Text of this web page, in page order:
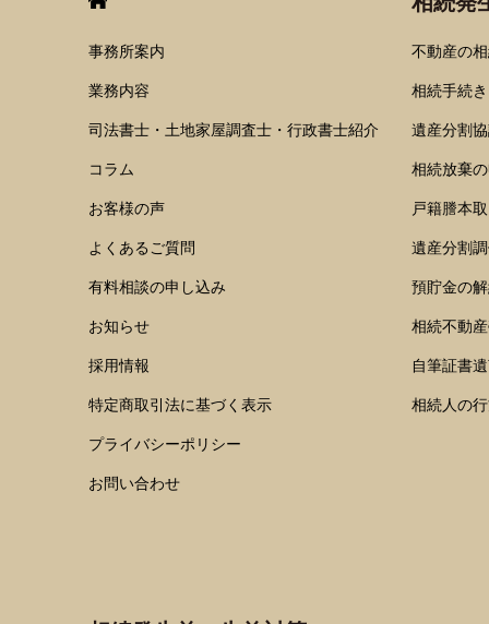
事務所案内
業務内容
司法書士・土地家屋調査士・行政書士紹介
コラム
お客様の声
よくあるご質問
有料相談の申し込み
お知らせ
採用情報
特定商取引法に基づく表示
プライバシーポリシー
お問い合わせ
不動産の
相続手続
遺産分割
相続放棄
戸籍謄本
遺産分割
預貯金の
相続不動
自筆証書
相続人の